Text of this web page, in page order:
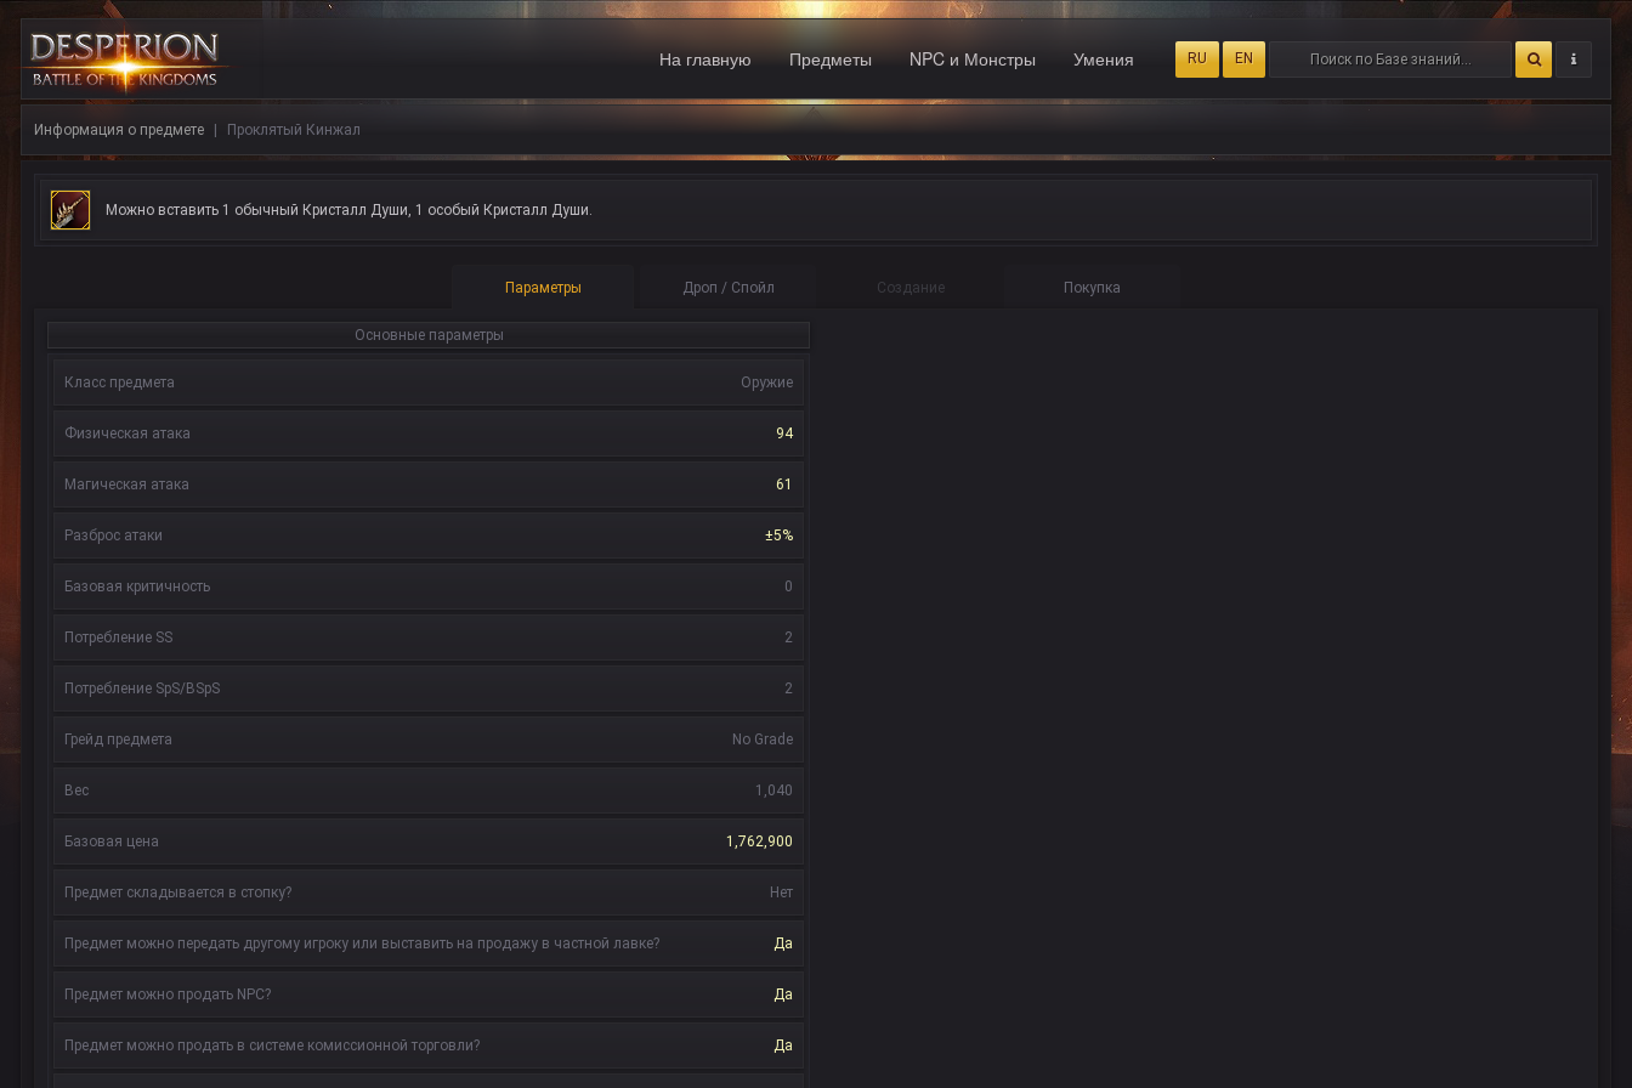
RU EN
На главную Предметы NPC и Монстры Умения
Информация о предмете Проклятый Кинжал
Можно вставить 1 обычный Кристалл Души, 1 особый Кристалл Души.
Параметры Дроп / Спойл Создание Покупка
Основные параметры
Класс предмета Оружие
Физическая атака 94
Магическая атака 61
Разброс атаки ±5%
Базовая критичность 0
Потребление SS 2
Потребление SpS/BSpS 2
Грейд предмета No Grade
Вес 1,040
Базовая цена 1,762,900
Предмет складывается в стопку? Нет
Предмет можно передать другому игроку или выставить на продажу в частной лавке? Да
Предмет можно продать NPC? Да
Предмет можно продать в системе комиссионной торговли? Да